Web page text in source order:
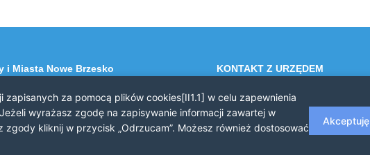
i Miasta Nowe Brzesko
44
KONTAKT Z URZĘDEM
Telefon: 12 385 20 94
Faks: 12 385 03 55
Email: sekretariat@nowe-brzesko.pl
za pomocą plików cookies[II1.1] w celu zapewnienia
wyrażasz zgodę na zapisywanie informacji zawartej w
kliknij w przycisk „Odrzucam”. Możesz również dostosować
Akceptuję